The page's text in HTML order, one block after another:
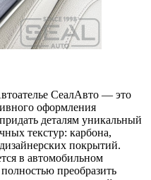
СеалАвто — это
оформления
деталям уникальный
текстур: карбона,
покрытий.
в автомобильном
преобразить